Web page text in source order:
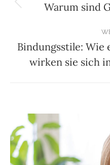
Warum sind
Bindungsstile: Wie
wirken sie sich